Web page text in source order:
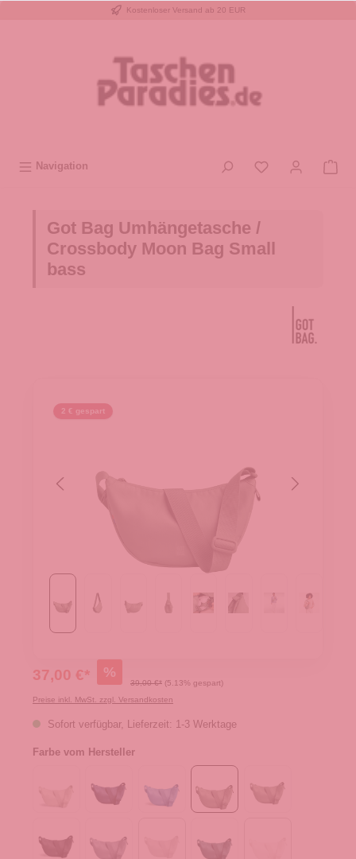
Kostenloser Versand ab 20 EUR
Navigation
Got Bag Umhängetasche /
Crossbody Moon Bag Small
bass
2 € gespart
37,00 €* %
39,00 €* (5.13% gespart)
Preise inkl. MwSt. zzgl. Versandkosten
Sofort verfügbar, Lieferzeit: 1-3 Werktage
Farbe vom Hersteller